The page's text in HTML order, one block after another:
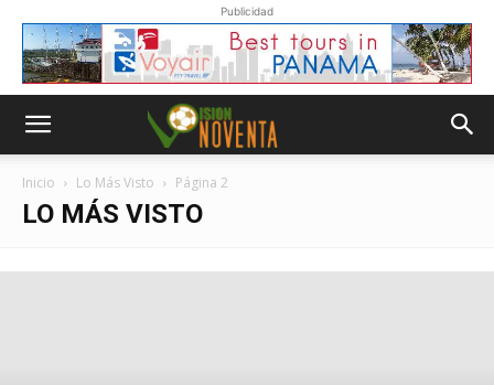
Publicidad
Inicio Lo Más Visto Página 2
LO MÁS VISTO